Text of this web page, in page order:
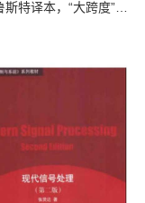
特译本，“大跨度”节